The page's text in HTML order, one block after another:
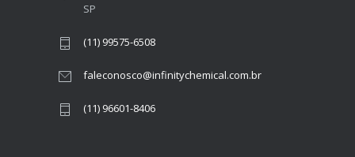
SP
(11) 99575-6508
faleconosco@infinitychemical.com.br
(11) 96601-8406